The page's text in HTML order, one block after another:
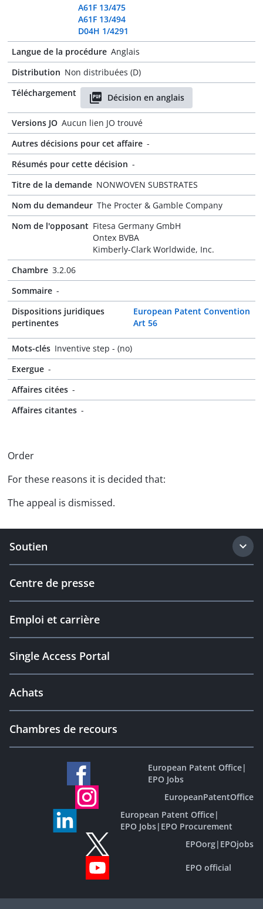
A61F 13/475
A61F 13/494
D04H 1/4291
Langue de la procédure Anglais
Distribution Non distribuées (D)
Téléchargement
Décision en anglais
Versions JO Aucun lien JO trouvé
Autres décisions pour cet affaire -
Résumés pour cette décision -
Titre de la demande NONWOVEN SUBSTRATES
Nom du demandeur The Procter & Gamble Company
Nom de l'opposant Fitesa Germany GmbH
Ontex BVBA
Kimberly-Clark Worldwide, Inc.
Chambre 3.2.06
Sommaire -
Dispositions juridiques
pertinentes
European Patent Convention
Art 56
Mots-clés Inventive step - (no)
Exergue -
Affaires citées -
Affaires citantes -
Order
For these reasons it is decided that:
The appeal is dismissed.
Soutien
Centre de presse
Emploi et carrière
Single Access Portal
Achats
Chambres de recours
European Patent Office|
EPO Jobs
EuropeanPatentOffice
European Patent Office|
EPO Jobs| EPO Procurement
EPOorg| EPOjobs
EPO official